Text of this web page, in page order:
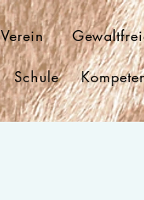
Verein
Schule